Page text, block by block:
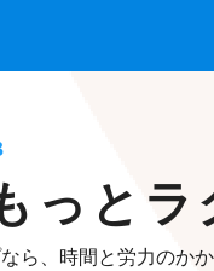
っとラ
ら、時間と労力のか